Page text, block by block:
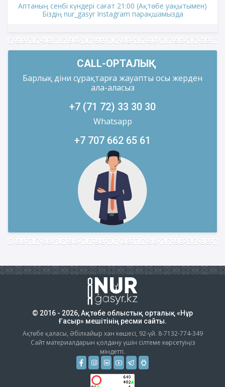
Аптаның сенбі күндері сағат 21:00 (Ақтөбе уақытымен)
Біздің nur_gasyr Instagram парақшамызда
CALL-ОРТАЛЫҚ
Барлық діни сұрақтарға жауапты осы жерден
ала-аласыз
+7 (71 72) 33 30 30
Whatsapp
+7 707 662 65 61
© 2016 - 2026, Ақтөбе облыстық орталық «Нұр
Ғасыр» мешітінің ресми сайты.
Ақтөбе қаласы, Әбілхайыр хан көшесі, 92-үй. 8-7132-774-349
Сайт материалдарын қолдану үшін сілтеме көрсетуіңіз
міндетті.